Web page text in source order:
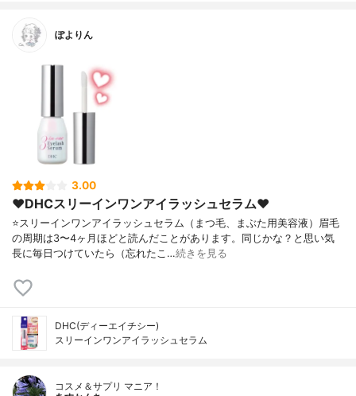
ぽよりん
3.00
❤︎DHCスリーインワンアイラッシュセラム❤︎
⭐️スリーインワンアイラッシュセラム（まつ毛、まぶた用美容液）眉毛
の周期は3〜4ヶ月ほどと読んだことがあります。同じかな？と思い気
長に毎日つけていたら（忘れたこ…続きを見る
DHC(ディーエイチシー)
スリーインワンアイラッシュセラム
コスメ＆サプリ マニア！